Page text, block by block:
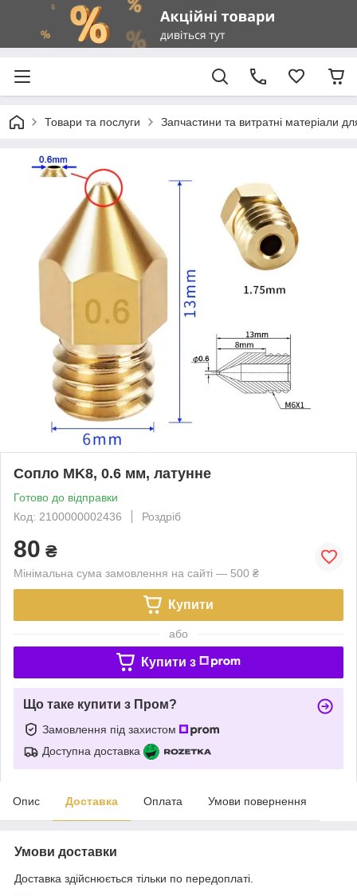
Товари та послуги Запчастини та витратні матеріали
Сопло MK8, 0.6 мм, латунне
Готово до відправки
Код: 2100000002436
Роздріб
80 ₴
Мінімальна сума замовлення на сайті — 500 ₴
Купити
або
Купити з
Що таке купити з Пром?
Замовлення під захистом
Доступна доставка
Опис Доставка Оплата Умови повернення
Умови доставки
Доставка здійснюється тільки по передоплаті.